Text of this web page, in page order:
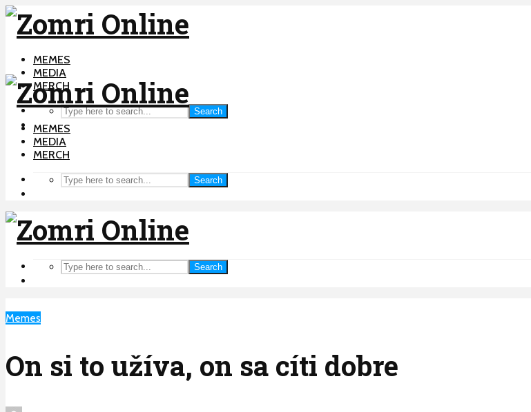
MEMES
MEDIA
MERCH
Search
MEMES
MEDIA
MERCH
Search
Search
Memes
On si to užíva, on sa cíti dobre